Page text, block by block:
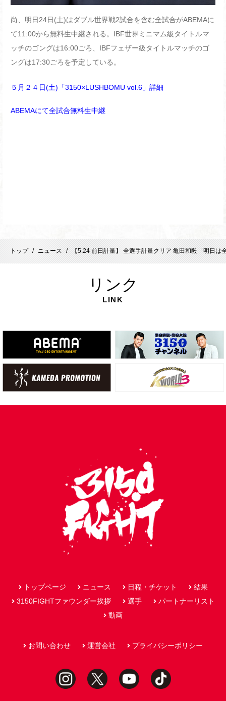
尚、明日24日(土)はダブル世界戦2試合を含む全試合がABEMAに
て11:00から無料生中継される。 IBF世界ミニマム級タイトルマ
ッチのゴングは16:00ごろ、 IBFフェザー級タイトルマッチのゴ
ングは17:30ごろを予定している。
５月２４日(土) 「3150×LUSHBOMU vol.6 」 詳細
ABEMAにて全試合無料生中継
トップ / ニュース / 【5.24 前日計量】 全選手計量クリア 亀田和毅「明日
リ ンク
LINK
トップページ ニュース 日程・チケット
結果
3150FIGHTファウンダー挨拶
選手
パートナーリスト
動画
お問い合わせ 運営会社 プライバシーポリシー